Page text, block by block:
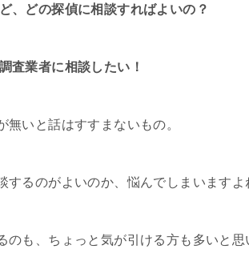
、どの探偵に相談すればよいの？
査業者に相談したい！
いと話はすすまないもの。
るのがよいのか、悩んでしまいますよ
も、ちょっと気が引ける方も多いと思